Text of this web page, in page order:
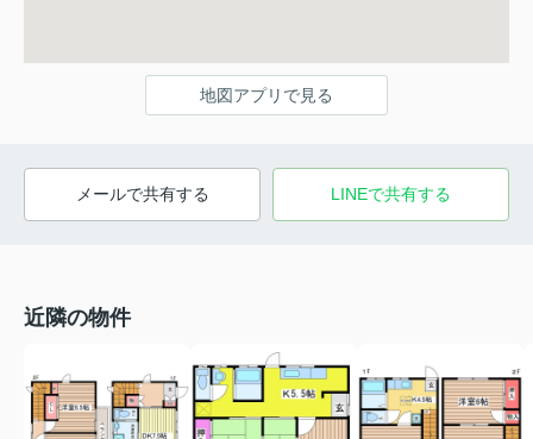
地図アプリで見る
メールで共有する LINEで共有する
近隣の物件